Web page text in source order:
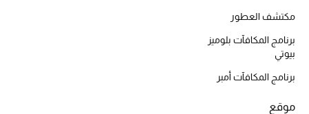
دليل مستلزمات الجمال
أبرز الماركات
عطور الربيع
مكتشف العطور
برنامج المكافآت بلوميز
بيوتي
برنامج المكافآت أمبر
موقع